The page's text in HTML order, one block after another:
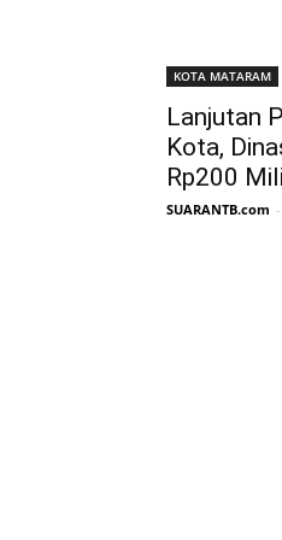
KOTA MATARAM
Lanjutan
Kota,
Rp200
SUARANTB.com -